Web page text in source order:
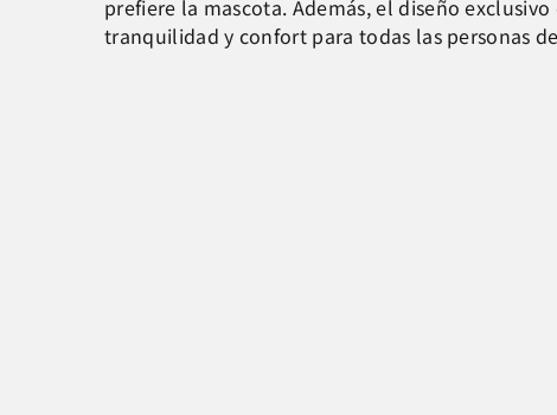
prefiere la mascota. Además, el diseño
tranquilidad y confort para todas las personas